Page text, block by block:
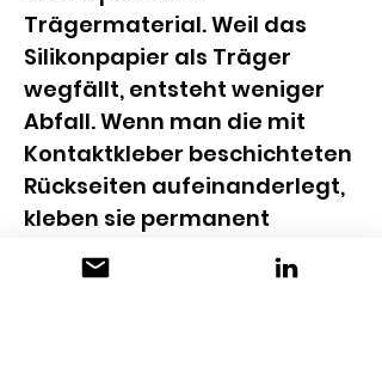
Trägermaterial. Weil das
Silikonpapier als Träger
wegfällt, entsteht weniger
Abfall. Wenn man die mit
Kontaktkleber beschichteten
Rückseiten aufeinanderlegt,
kleben sie permanent
zusammen. So kann man die
LoopTacks gut als Schlaufe